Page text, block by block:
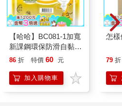
【哈哈】BC081-1加寬
新課鋼環保防滑自黏書
衣(7入)
86 折 特價 60 元
加入購物車
怎
79 折